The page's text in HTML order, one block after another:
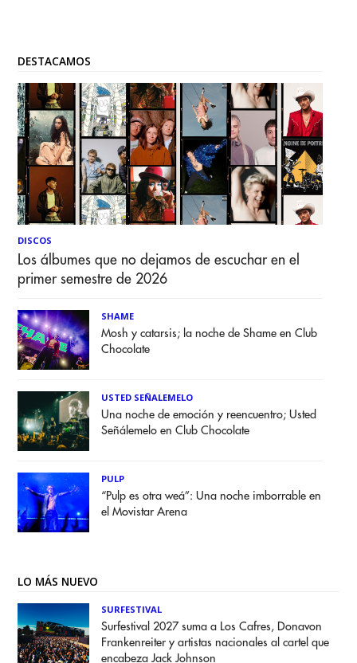
DESTACAMOS
DISCOS
Los álbumes que no dejamos de escuchar en el
primer semestre de 2026
SHAME
Mosh y catarsis; la noche de Shame en Club
Chocolate
USTED SEÑALEMELO
Una noche de emoción y reencuentro; Usted
Señálemelo en Club Chocolate
PULP
“Pulp es otra weá”: Una noche imborrable en
el Movistar Arena
LO MÁS NUEVO
SURFESTIVAL
Surfestival 2027 suma a Los Cafres, Donavon
Frankenreiter y artistas nacionales al cartel que
encabeza Jack Johnson